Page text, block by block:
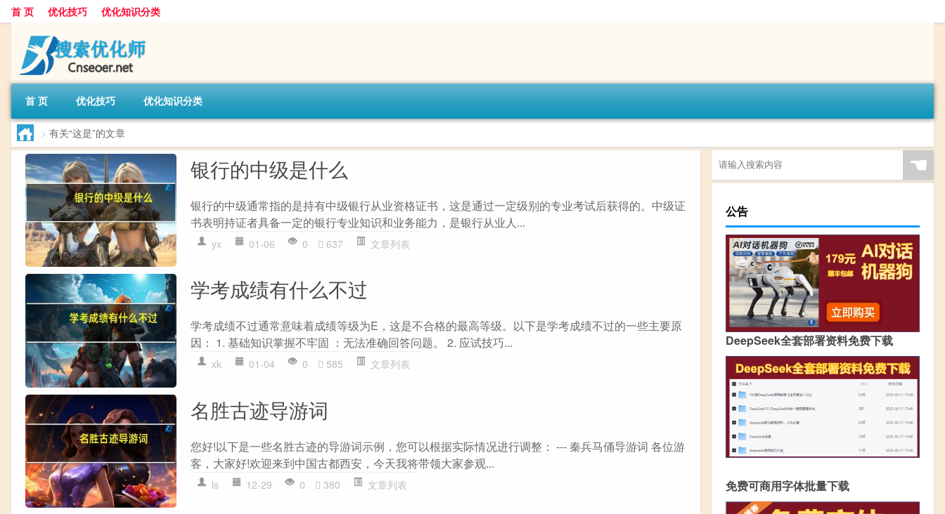
首 页 优化技巧 优化知识分类
首 页 优化技巧 优化知识分类
> 有关“这是”的文章
银行的中级是什么
银行的中级通常指的是持有中级银行从业资格证书，这是通过一定级别的专业考试后获得的。中级证
书表明持证者具备一定的银行专业知识和业务能力，是银行从业人...
yx 01-06 0 637 文章列表
学考成绩有什么不过
学考成绩不过通常意味着成绩等级为E，这是不合格的最高等级。以下是学考成绩不过的一些主要原
因： 1. 基础知识掌握不牢固 ：无法准确回答问题。 2. 应试技巧...
xk 01-04 0 585 文章列表
名胜古迹导游词
您好!以下是一些名胜古迹的导游词示例，您可以根据实际情况进行调整： --- 秦兵马俑导游词 各位游
客，大家好!欢迎来到中国古都西安，今天我将带领大家参观...
ls 12-29 0 380 文章列表
☚
公告
DeepSeek全套部署资料免费下载
免费可商用字体批量下载